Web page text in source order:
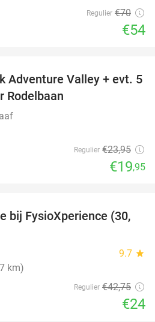
Regulier €70
€54
17%
Adventure Valley + evt. 5
Rodelbaan
Regulier €23,95
€19,95
44%
bij FysioXperience (30,
9.7 star
km)
Regulier €42,75
€24